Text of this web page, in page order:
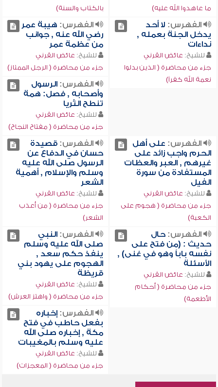
ما عاهدوا الله عليه)
بالكتاب والسنة)
الفهرس: لا أحد
يدخل الجنة بعمله ,
نداءات
للشيخ: عائض القرني
جزء من محاضرة ( الذين بدلوا
نعمة الله كفراً)
الفهرس: هيبة عمر
رضي الله عنه , جوانب
من عظمة عمر
للشيخ: عائض القرني
جزء من محاضرة ( الرجل الممتاز)
الفهرس:الرسول
وأصحابه , فصل: همة
تنطح الثريا
للشيخ: عائض القرني
جزء من محاضرة ( مفتاح النجاح)
الفهرس: على أهل
الحرم واجب زائد على
غيرهم , العبر والعظات
المستفادة من سورة
الفيل
للشيخ: عائض القرني
جزء من محاضرة ( هجوم على
الكعبة)
الفهرس:قصيدة
حسان في الدفاع عن
الرسول صلى الله عليه
وسلم والإسلام , أهمية
الشعر
للشيخ: عائض القرني
جزء من محاضرة ( من أعذب
الشعر)
الفهرس:حال
حديث : (من فتح على
نفسه باباً وهو في غنى) ,
الأسئلة
للشيخ: عائض القرني
جزء من محاضرة ( أحكام
الأطعمة)
الفهرس:النبي
صلى الله عليه وسلم
ينفذ حكم سعد ,
الهجوم على يهود بني
قريظة
للشيخ: عائض القرني
جزء من محاضرة ( واهتز العرش)
الفهرس:إخباره
بفعل حاطب في فتح
مكة , إخباره صلى الله
عليه وسلم بالمغيبات
للشيخ: عائض القرني
جزء من محاضرة ( المعجزات)